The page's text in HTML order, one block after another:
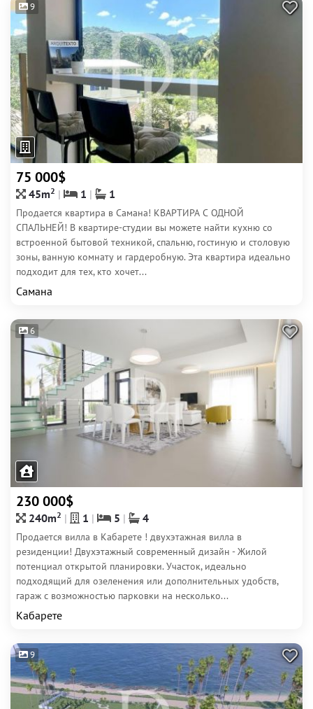
9
75 000$
45m2 1 1
Продается квартира в Самана! КВАРТИРА С ОДНОЙ
СПАЛЬНЕЙ! В квартире-студии вы можете найти кухню со
встроенной бытовой техникой, спальню, гостиную и столовую
зоны, ванную комнату и гардеробную. Эта квартира идеально
подходит для тех, кто хочет...
Самана
6
230 000$
240m2 1 5 4
Продается вилла в Кабарете ! двухэтажная вилла в
резиденции! Двухэтажный современный дизайн - Жилой
потенциал открытой планировки. Участок, идеально
подходящий для озеленения или дополнительных удобств,
гараж с возможностью парковки на несколько...
Кабарете
9